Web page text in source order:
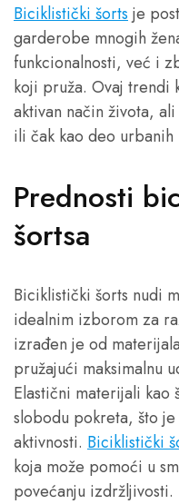
Biciklistički šorts je
garderobe mnogih
funkcionalnosti, već i
koji pruža. Ovaj trendi
aktivan način života,
ili čak kao deo
Prednosti
šortsa
Biciklistički šorts nudi
idealnim izborom za
izrađen je od
pružajući maksimalnu
Elastični materijali kao
slobodu pokreta, što
aktivnosti. Biciklistički
koja može pomoći u
povećanju izdržljivosti.